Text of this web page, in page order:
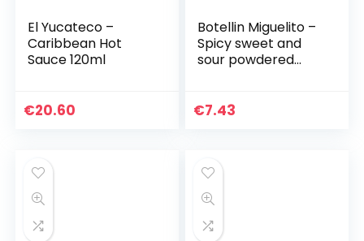
El Yucateco –
Caribbean Hot
Sauce 120ml
€20.60
Botellin Miguelito –
Spicy sweet and
sour powdered
€7.43